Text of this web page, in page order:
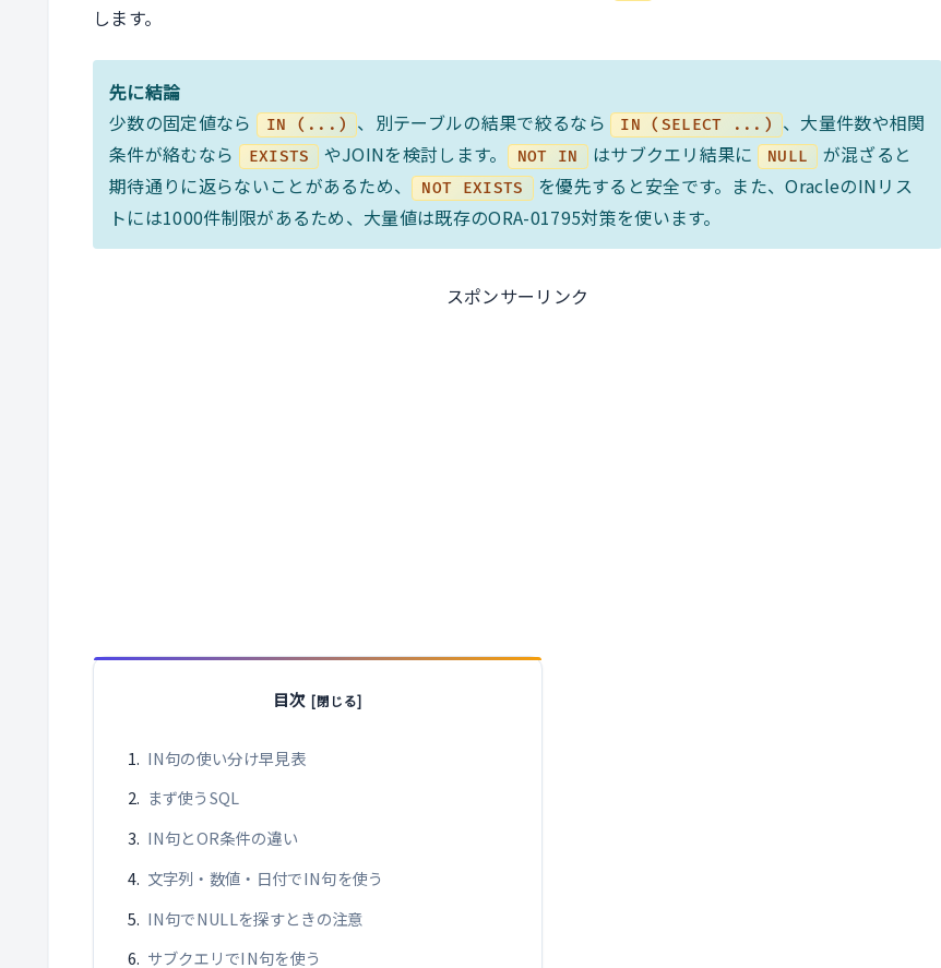
します。
先に結論
少数の固定値なら
IN (...) 、別テーブルの結果で絞るなら IN (SELECT ...)
、大量件数や相関
条件が絡むなら
EXISTS やJOINを検討します。 NOT IN はサブクエリ結果に NULL
が混ざると
期待通りに返らないことがあるため、 NOT EXISTS
を優先すると安全です。また、OracleのINリス
トには1000件制限があるため、大量値は既存のORA-01795対策を使います。
スポンサーリンク
目次
IN句の使い分け早見表
まず使うSQL
IN句とOR条件の違い
文字列・数値・日付でIN句を使う
IN句でNULLを探すときの注意
サブクエリでIN句を使う